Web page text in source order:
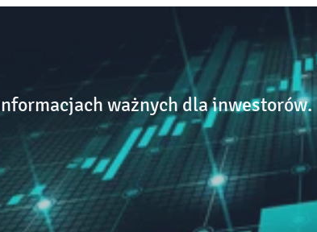
ważnych dla inwestorów.